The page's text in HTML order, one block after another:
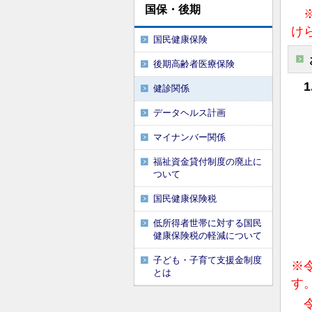
国保・後期
国民健康保険
後期高齢者医療保険
健診関係
データヘルス計画
マイナンバー関係
福祉資金貸付制度の廃止に
ついて
国民健康保険税
低所得者世帯に対する国民
健康保険税の軽減について
子ども・子育て支援金制度
とは
※
け
※
す。